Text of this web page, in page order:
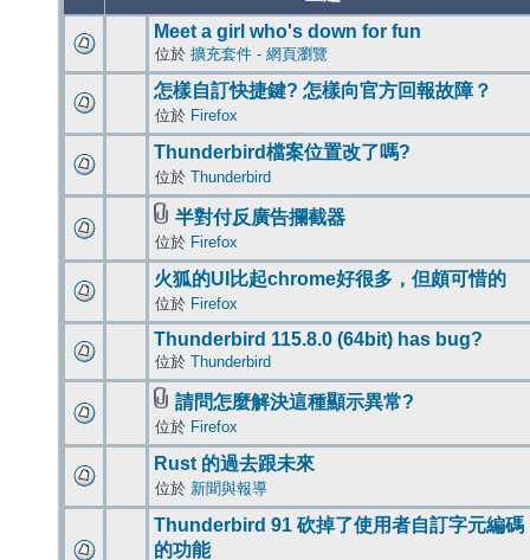
Meet a girl who's down for fun
位於 擴充套件 - 網頁瀏覽
怎樣自訂快捷鍵? 怎樣向官方回報故障？
位於 Firefox
Thunderbird檔案位置改了嗎?
位於 Thunderbird
半對付反廣告攔截器
位於 Firefox
火狐的UI比起chrome好很多，但頗可惜的
位於 Firefox
Thunderbird 115.8.0 (64bit) has bug?
位於 Thunderbird
請問怎麼解決這種顯示異常?
位於 Firefox
Rust 的過去跟未來
位於 新聞與報導
Thunderbird 91 砍掉了使用者自訂字元編碼
的功能